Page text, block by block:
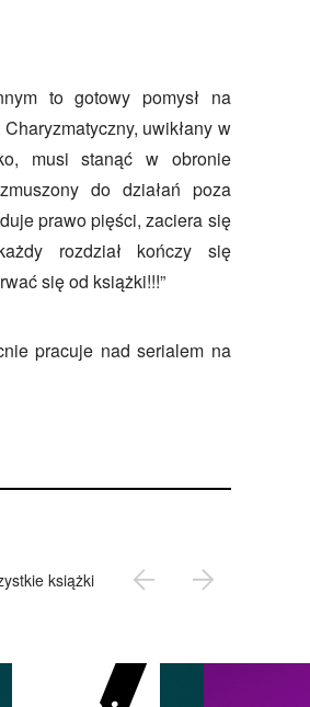
to gotowy pomysł na
uwikłany w
musi stanąć w obronie
do działań poza
prawo pięści, zaciera się
rozdział kończy się
się od książki!!!”
pracuje nad serialem na
książki